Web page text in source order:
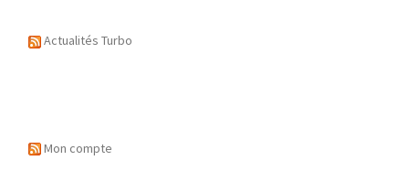
Actualités Turbo
Mon compte